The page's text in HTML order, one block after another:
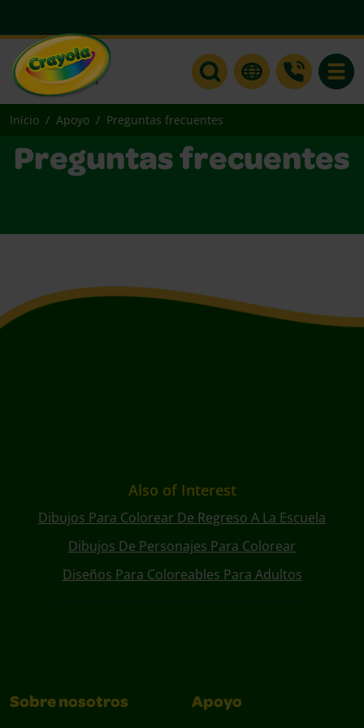
Inicio Apoyo Preguntas frecuentes
Preguntas frecuentes
Also of Interest
Dibujos Para Colorear De Regreso A La Escuela
Dibujos De Personajes Para Colorear
Diseños Para Coloreables Para Adultos
Sobre nosotros Apoyo